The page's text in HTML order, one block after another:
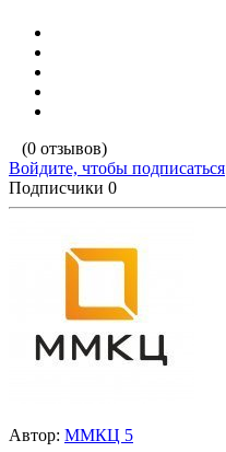
(0 отзывов)
Войдите, чтобы подписаться
Подписчики 0
Автор: ММКЦ 5